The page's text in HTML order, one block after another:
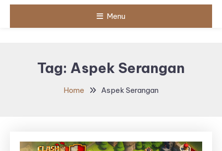
Menu
Tag: Aspek Serangan
Home Aspek Serangan